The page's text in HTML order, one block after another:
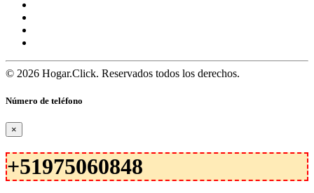
© 2026 Hogar.Click. Reservados todos los derechos.
Número de teléfono
×
+51975060848